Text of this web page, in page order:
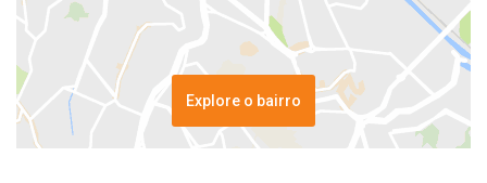
Explore o bairro